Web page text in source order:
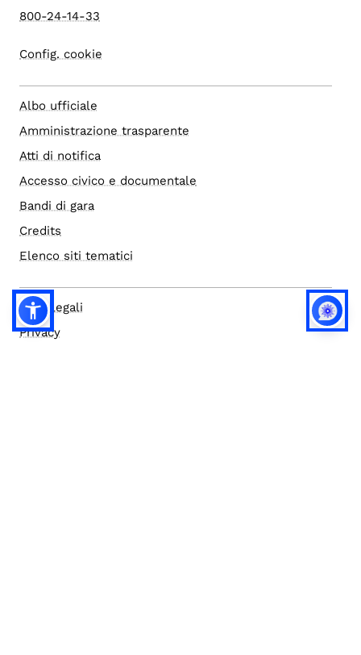
800-24-14-33
Config. cookie
Albo ufficiale
Amministrazione trasparente
Atti di notifica
Accesso civico e documentale
Bandi di gara
Credits
Elenco siti tematici
Note legali
Privacy